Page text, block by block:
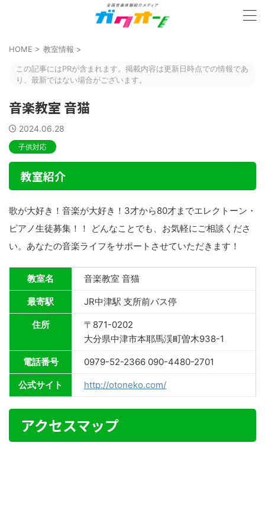
HOME > 教室情報 >
この記事にはPRが含まれます。掲載内容は更新日時点での情報であ
り、最新ではない場合がございます。
音楽教室 音猫
2024.06.28
子供対応
教室紹介
歌が大好き！音楽が大好き！3才から80才までエレクトーン・
ピアノ生徒募集！！ どんなことでも、お気軽にご相談くださ
い。あなたの音楽ライフをサポートさせていただきます！
教室名 音楽教室 音猫
最寄駅 JR中津駅 支所前バス停
住所
〒871-0202
大分県中津市本耶馬渓町曽木938-1
電話番号 0979-52-2366 090-4480-2701
公式サイト http://otoneko.com/
アクセスマップ